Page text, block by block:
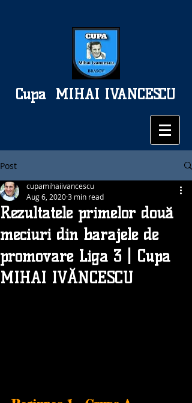
MIHAI IVANCESCU
Cupa
Post
Rezultatele primelor două
meciuri din barajele de
promovare Liga 3 | Cupa
MIHAI IVĂNCESCU
cupamihaiivancescu
Aug 6, 20203 min read